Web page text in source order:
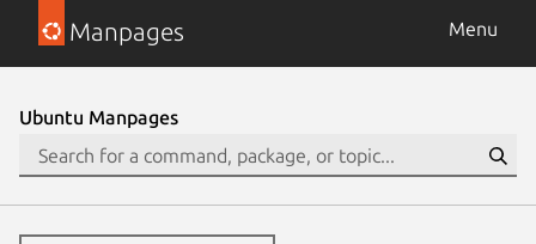
Manpages Menu
Ubuntu Manpages